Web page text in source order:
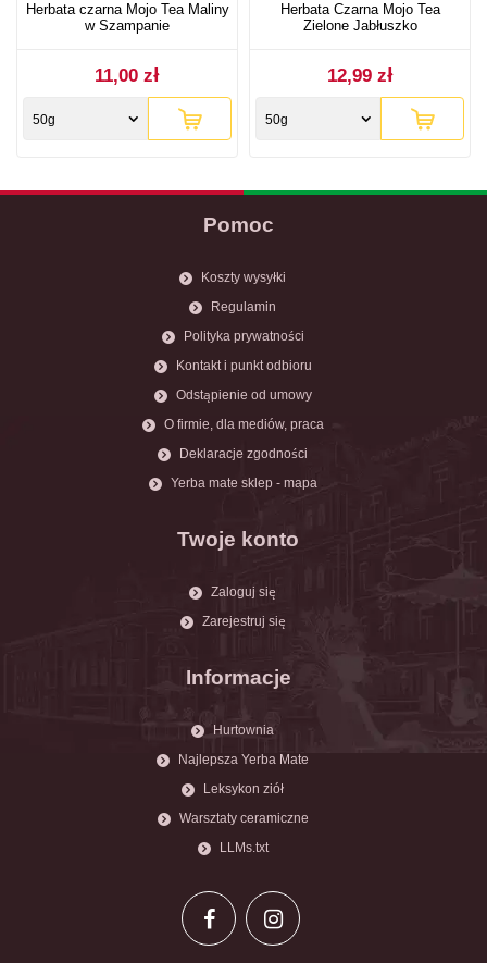
Herbata czarna Mojo Tea Maliny
w Szampanie
11,00 zł
50g
Herbata Czarna Mojo Tea
Zielone Jabłuszko
12,99 zł
50g
Pomoc
Koszty wysyłki
Regulamin
Polityka prywatności
Kontakt i punkt odbioru
Odstąpienie od umowy
O firmie, dla mediów, praca
Deklaracje zgodności
Yerba mate sklep - mapa
Twoje konto
Zaloguj się
Zarejestruj się
Informacje
Hurtownia
Najlepsza Yerba Mate
Leksykon ziół
Warsztaty ceramiczne
LLMs.txt